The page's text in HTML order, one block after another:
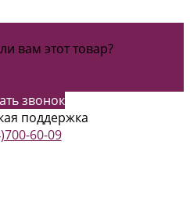
вам этот товар?
звонок
поддержка
60-09